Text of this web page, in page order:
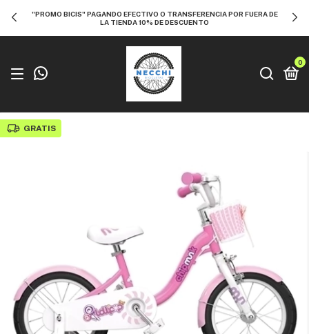
"PROMO BICIS" PAGANDO EFECTIVO O TRANSFERENCIA POR FUERA DE
LA TIENDA 10% DE DESCUENTO
0
GRATIS